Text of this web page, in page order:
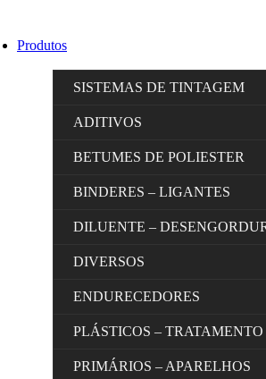
Produtos
SISTEMAS DE TINTAGEM
ADITIVOS
BETUMES DE POLIESTER
BINDERES – LIGANTES
DILUENTE –
DIVERSOS
ENDURECEDORES
PLÁSTICOS – TRATAMENTO
PRIMÁRIOS – APARELHOS